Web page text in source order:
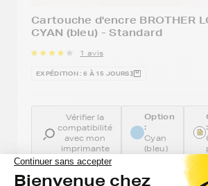
Cartouche d'encre BROTHER
CYAN (bleu) - Standard
1 avis
EXPÉDITION : 6 À 15 JOURS
Vérifier la
compatibilité
avec mon
imprimante
Option
:
Cyan
(bleu)
: